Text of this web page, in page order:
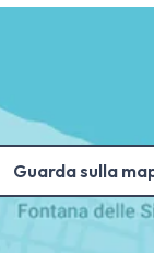
Guarda sulla